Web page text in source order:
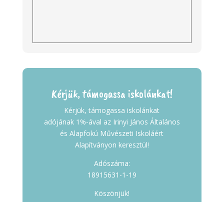
Kérjük, támogassa iskolánkat!
Kérjük, támogassa iskolánkat
adójának 1%-ával az Irinyi János Általános
és Alapfokú Művészeti Iskoláért
Alapítványon keresztül!
Adószáma:
18915631-1-19
Köszönjük!